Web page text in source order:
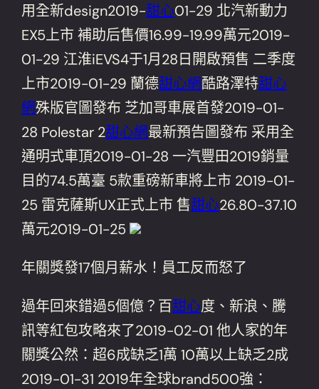
用全新design2019-甜心01-29 北汽新動力
EX5上市 補助后售價16.99-19.99萬元2019-
01-29 江淮iEVS4于1月28日開啟預售 二季度
上市2019-01-29 蘭德甜心網酷路澤特甜心
網殊版官圖發布 芝加哥車展首發2019-01-
28 Polestar 2甜心網最新預告圖發布 采用全
通明式車頂2019-01-28 一汽豐田2019銷量
目的74.5萬臺 5款重磅新車將上市 2019-01-
25 雷克薩斯UX正式上市 售甜心26.80-37.10
萬元2019-01-25
年關獎發17個月薪水！員工反而怒了
過年回來錯過5個億？百甜心度、新浪、騰
訊等紅包攻略來了2019-02-01 他人家的年
關獎公然：超6成缺乏1萬 10萬以上缺乏2成
2019-01-31 2019年全球brand500強：